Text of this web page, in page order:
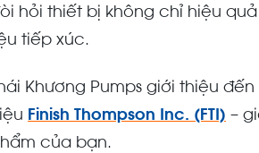
hỏi thiết bị không chỉ hiệu
tiếp xúc.
Khương Pumps giới thiệu
Finish Thompson Inc. (FTI) –
của bạn.